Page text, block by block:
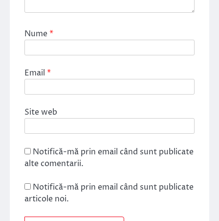
Nume*
Email *
Site web
Notifică-mă prin email când sunt publicate
alte comentarii.
Notifică-mă prin email când sunt publicate
articole noi.